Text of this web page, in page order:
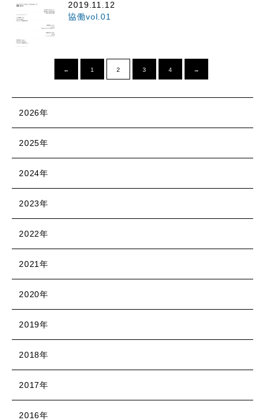
2019.11.12
協働vol.01
← 1 2 3 4 →
2026年
2025年
2024年
2023年
2022年
2021年
2020年
2019年
2018年
2017年
2016年